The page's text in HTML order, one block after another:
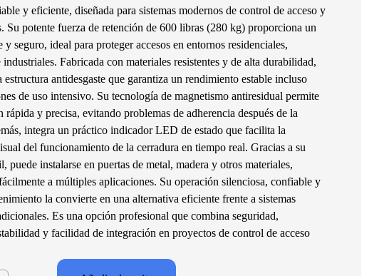
y eficiente, diseñada para sistemas modernos de control de acceso y
Su potente fuerza de retención de 600 libras (280 kg) proporciona un
seguro, ideal para proteger accesos en entornos residenciales,
industriales. Fabricada con materiales resistentes y de alta durabilidad,
estructura antidesgaste que garantiza un rendimiento estable incluso
de uso intensivo. Su tecnología de magnetismo antiresidual permite
rápida y precisa, evitando problemas de adherencia después de la
integra un práctico indicador LED de estado que facilita la
del funcionamiento de la cerradura en tiempo real. Gracias a su
puede instalarse en puertas de metal, madera y otros materiales,
a múltiples aplicaciones. Su operación silenciosa, confiable y
la convierte en una alternativa eficiente frente a sistemas
Es una opción profesional que combina seguridad,
y facilidad de integración en proyectos de control de acceso